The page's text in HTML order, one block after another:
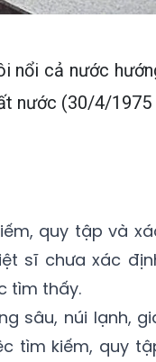
nổi cả nước
nước (30/4/1975
quy tập và
sĩ chưa xác
tìm thấy.
sâu, núi lạnh,
tìm kiếm, quy